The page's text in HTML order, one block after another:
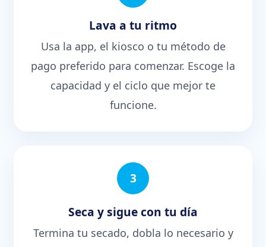
Lava a tu ritmo
Usa la app, el kiosco o tu método de
pago preferido para comenzar. Escoge la
capacidad y el ciclo que mejor te
funcione.
3
Seca y sigue con tu día
Termina tu secado, dobla lo necesario y